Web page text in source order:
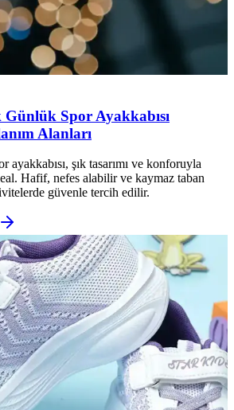
Spor Ayakkabısı
Alanları
ayakkabısı, şık tasarımı ve konforuyla
Hafif, nefes alabilir ve kaymaz taban
güvenle tercih edilir.